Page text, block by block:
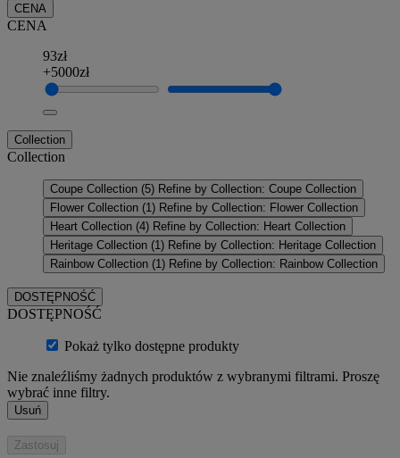
CENA
CENA
93zł
+5000zł
Collection
Collection
Coupe Collection (5) Refine by Collection: Coupe Collection
Flower Collection (1) Refine by Collection: Flower Collection
Heart Collection (4) Refine by Collection: Heart Collection
Heritage Collection (1) Refine by Collection: Heritage Collection
Rainbow Collection (1) Refine by Collection: Rainbow Collection
DOSTĘPNOŚĆ
DOSTĘPNOŚĆ
Pokaż tylko dostępne produkty
Nie znaleźliśmy żadnych produktów z wybranymi filtrami. Proszę
wybrać inne filtry.
Usuń
Zastosuj